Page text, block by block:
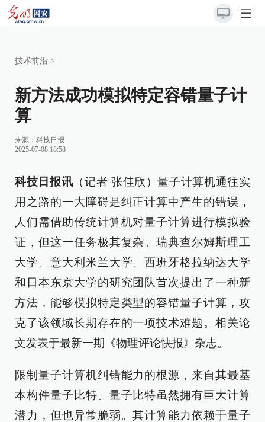
技术前沿 >
新方法成功模拟特定容错量子计
算
来源： 科技日报
2025-07-08 18:58
科技日报讯 （记者 张佳欣）量子计算机通往实
用之路的一大障碍是纠正计算中产生的错误，
人们需借助传统计算机对量子计算进行模拟验
证，但这一任务极其复杂。瑞典查尔姆斯理工
大学、意大利米兰大学、西班牙格拉纳达大学
和日本东京大学的研究团队首次提出了一种新
方法，能够模拟特定类型的容错量子计算，攻
克了该领域长期存在的一项技术难题。相关论
文发表于最新一期《物理评论快报》杂志。
限制量子计算机纠错能力的根源，来自其最基
本构件量子比特。量子比特虽然拥有巨大计算
潜力，但也异常脆弱。其计算能力依赖于量子